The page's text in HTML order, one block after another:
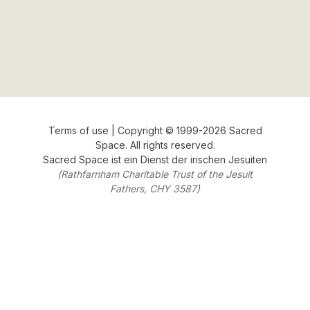
Terms of use | Copyright © 1999-2026 Sacred
Space. All rights reserved.
Sacred Space ist ein Dienst der irischen Jesuiten
(Rathfarnham Charitable Trust of the Jesuit
Fathers, CHY 3587)